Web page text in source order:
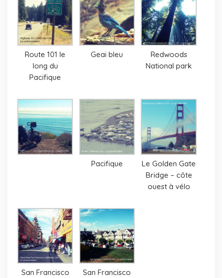
Route 101 le
long du
Pacifique
Geai bleu
Redwoods
National park
Pacifique
Le Golden Gate
Bridge – côte
ouest à vélo
San Francisco San Francisco